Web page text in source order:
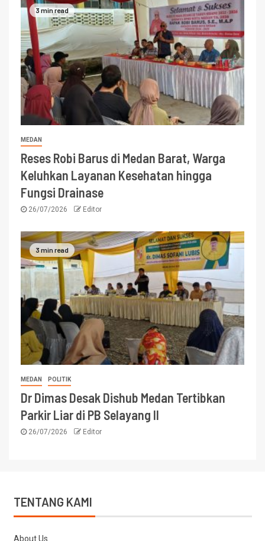
3 min read
MEDAN
Reses Robi Barus di Medan Barat, Warga
Keluhkan Layanan Kesehatan hingga
Fungsi Drainase
26/07/2026 Editor
3 min read
MEDAN POLITIK
Dr Dimas Desak Dishub Medan Tertibkan
Parkir Liar di PB Selayang II
26/07/2026 Editor
TENTANG KAMI
About Us